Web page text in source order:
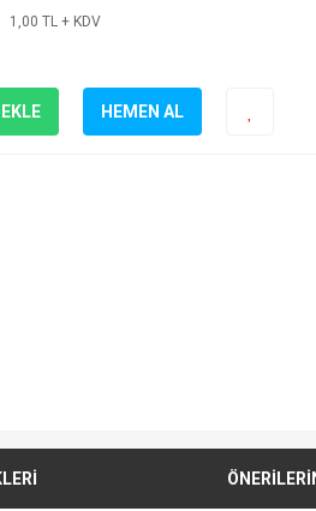
1,00 TL + KDV
HEMEN AL